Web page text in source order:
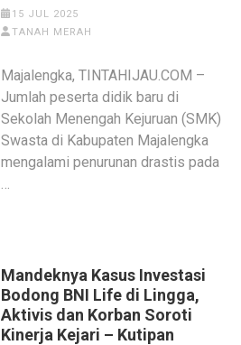
15 JUL 2025
TANAH MERAH
‎‎Majalengka, TINTAHIJAU.COM –
Jumlah peserta didik baru di
Sekolah Menengah Kejuruan (SMK)
Swasta di Kabupaten Majalengka
mengalami penurunan drastis pada
…
Mandeknya Kasus Investasi
Bodong BNI Life di Lingga,
Aktivis dan Korban Soroti
Kinerja Kejari – Kutipan